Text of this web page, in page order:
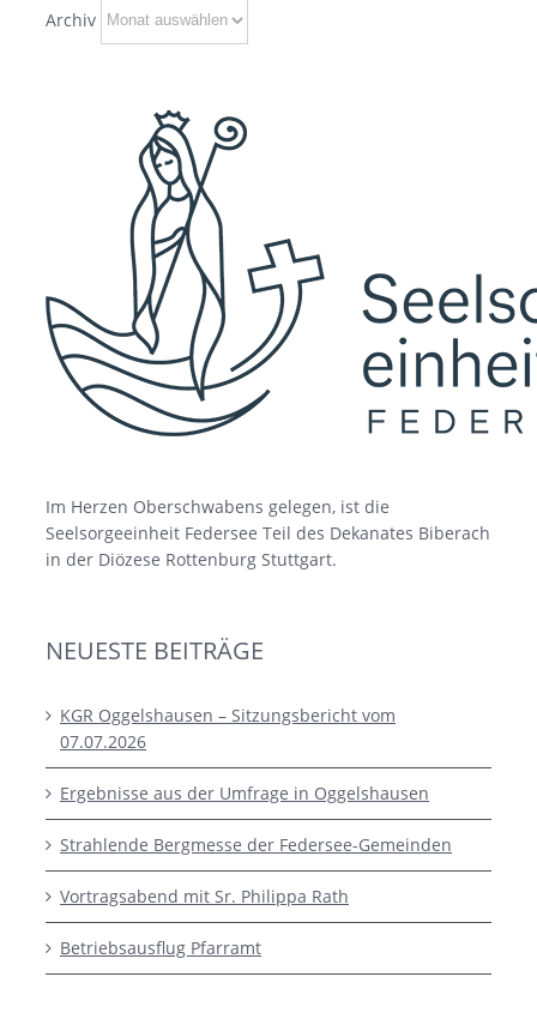
Archiv
Im Herzen Oberschwabens gelegen, ist die
Seelsorgeeinheit Federsee Teil des Dekanates Biberach
in der Diözese Rottenburg Stuttgart.
NEUESTE BEITRÄGE
KGR Oggelshausen – Sitzungsbericht vom
07.07.2026
Ergebnisse aus der Umfrage in Oggelshausen
Strahlende Bergmesse der Federsee-Gemeinden
Vortragsabend mit Sr. Philippa Rath
Betriebsausflug Pfarramt